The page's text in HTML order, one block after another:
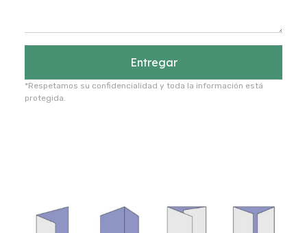
Entregar
*Respetamos su confidencialidad y toda la información está
protegida.